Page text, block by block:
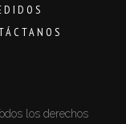
los derechos